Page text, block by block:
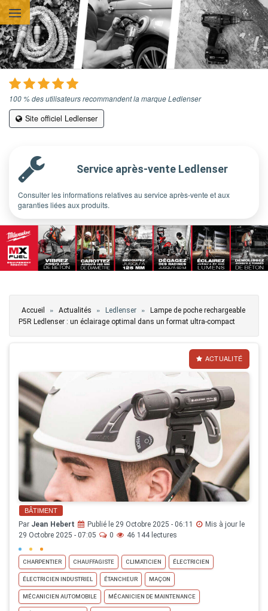
Aller au contenu principal
100 % des utilisateurs recommandent la marque Ledlenser
Site officiel Ledlenser
Service après-vente Ledlenser
Consulter les informations relatives au service après-vente et aux
garanties liées aux produits.
Vous êtes ici
Accueil » Actualités » Ledlenser »
Lampe de poche rechargeable
P5R Ledlenser : un éclairage optimal dans un format ultra-compact
ACTUALITÉ
BÂTIMENT
Par Jean Hebert Publié le 29 Octobre 2025 - 06:11
Mis à jour le
29 Octobre 2025 - 07:05
0 46 144 lectures
CHARPENTIER CHAUFFAGISTE CLIMATICIEN ÉLECTRICIEN
ÉLECTRICIEN INDUSTRIEL ÉTANCHEUR MAÇON
MÉCANICIEN AUTOMOBILE MÉCANICIEN DE MAINTENANCE